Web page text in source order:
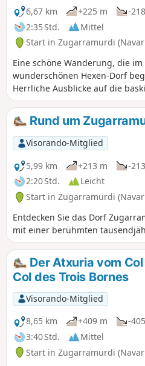
6,67 km +225 m
-
2:35 Std.
Mittel
Start in Zugarramurdi
Eine schöne Wanderung, die im
wunderschönen Hexen-Dorf
Herrliche Ausblicke auf die
Gipfel und in der Ferne auf den
Rund um
Visorando-Mitglied
5,99 km
+213 m
-
2:20 Std.
Leicht
Start in Zugarramurdi
Entdecken Sie das Dorf
mit einer berühmten
Der Atxuria vom
Col des Trois Bornes
Visorando-Mitglied
8,65 km
+409 m
-
3:40 Std.
Mittel
Start in Zugarramurdi